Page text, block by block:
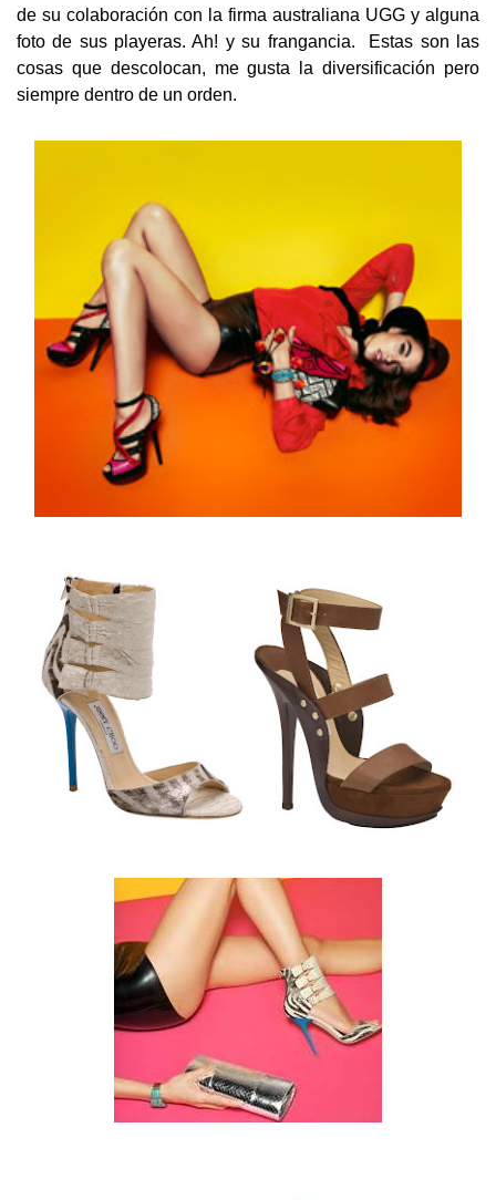
de su colaboración con la firma australiana UGG y alguna
foto de sus playeras. Ah! y su frangancia. Estas son las
cosas que descolocan, me gusta la diversificación pero
siempre dentro de un orden.